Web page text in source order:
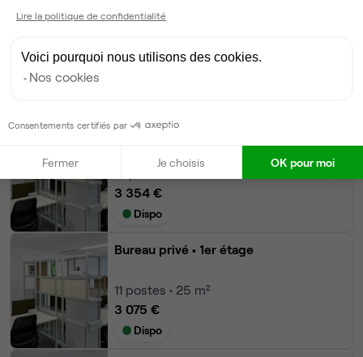
Bureau privé
59postes • 25 m²
Bureau privé
3 354 €
Dispo
Bureau privé • 1er étage
11 postes • 25 m²
3 075 €
Dispo
Lire la politique de confidentialité
Voici pourquoi nous utilisons des cookies.
Nos cookies
Consentements certifiés par
Fermer Je choisis OK pour moi